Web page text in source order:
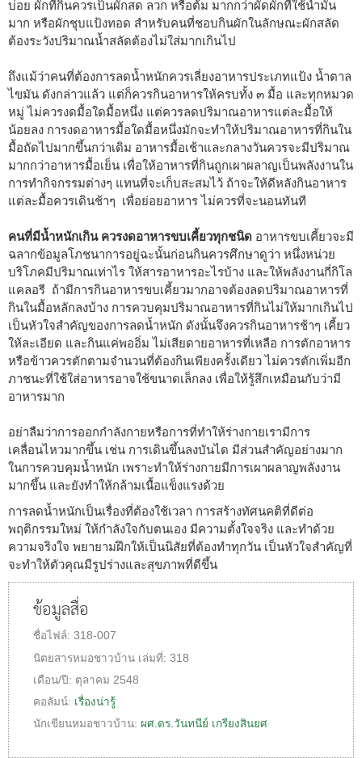
บ่อย ผักที่กินควรเป็นผักสด ลวก หรือต้ม มากกว่าผัดผักที่ใช้น้ำมัน
มาก หรือผักชุบแป้งทอด สำหรับคนที่ชอบกินผักในลักษณะผักสลัด
ต้องระวังปริมาณน้ำสลัดต้องไม่ใส่มากเกินไป
ถึงแม้ว่าคนที่ต้องการลดน้ำหนักควรเลี่ยงอาหารประเภทแป้ง น้ำตาล
ไขมัน ดังกล่าวแล้ว แต่ก็ควรกินอาหารให้ครบทั้ง ๓ มื้อ และทุกหมวด
หมู่ ไม่ควรงดมื้อใดมื้อหนึ่ง แต่ควรลดปริมาณอาหารแต่ละมื้อให้
น้อยลง การงดอาหารมื้อใดมื้อหนึ่งมักจะทำให้ปริมาณอาหารที่กินใน
มื้อถัดไปมากขึ้นกว่าเดิม อาหารมื้อเช้าและกลางวันควรจะมีปริมาณ
มากกว่าอาหารมื้อเย็น เพื่อให้อาหารที่กินถูกเผาผลาญเป็นพลังงานใน
การทำกิจกรรมต่างๆ แทนที่จะเก็บสะสมไว้ ถ้าจะให้ดีหลังกินอาหาร
แต่ละมื้อควรเดินช้าๆ เพื่อย่อยอาหาร ไม่ควรที่จะนอนทันที
คนที่มีน้ำหนักเกิน ควรงดอาหารขบเคี้ยวทุกชนิด อาหารขบเคี้ยวจะมี
ฉลากข้อมูลโภชนาการอยู่ฉะนั้นก่อนกินควรศึกษาดูว่า หนึ่งหน่วย
บริโภคมีปริมาณเท่าไร ให้สารอาหารอะไรบ้าง และให้พลังงานกี่กิโล
แคลอรี ถ้ามีการกินอาหารขบเคี้ยวมากอาจต้องลดปริมาณอาหารที่
กินในมื้อหลักลงบ้าง การควบคุมปริมาณอาหารที่กินไม่ให้มากเกินไป
เป็นหัวใจสำคัญของการลดน้ำหนัก ดังนั้นจึงควรกินอาหารช้าๆ เคี้ยว
ให้ละเอียด และกินแค่พออิ่ม ไม่เสียดายอาหารที่เหลือ การตักอาหาร
หรือข้าวควรตักตามจำนวนที่ต้องกินเพียงครั้งเดียว ไม่ควรตักเพิ่มอีก
ภาชนะที่ใช้ใส่อาหารอาจใช้ขนาดเล็กลง เพื่อให้รู้สึกเหมือนกับว่ามี
อาหารมาก
อย่าลืมว่าการออกกำลังกายหรือการที่ทำให้ร่างกายเรามีการ
เคลื่อนไหวมากขึ้น เช่น การเดินขึ้นลงบันได มีส่วนสำคัญอย่างมาก
ในการควบคุมน้ำหนัก เพราะทำให้ร่างกายมีการเผาผลาญพลังงาน
มากขึ้น และยังทำให้กล้ามเนื้อแข็งแรงด้วย
การลดน้ำหนักเป็นเรื่องที่ต้องใช้เวลา การสร้างทัศนคติที่ดีต่อ
พฤติกรรมใหม่ ให้กำลังใจกับตนเอง มีความตั้งใจจริง และทำด้วย
ความจริงใจ พยายามฝึกให้เป็นนิสัยที่ต้องทำทุกวัน เป็นหัวใจสำคัญที่
จะทำให้ตัวคุณมีรูปร่างและสุขภาพที่ดีขึ้น
ข้อมูลสื่อ
ชื่อไฟล์: 318-007
นิตยสารหมอชาวบ้าน เล่มที่: 318
เดือน/ปี: ตุลาคม 2548
คอลัมน์: เรื่องน่ารู้
นักเขียนหมอชาวบ้าน: ผศ.ดร.วันทนีย์ เกรียงสินยศ